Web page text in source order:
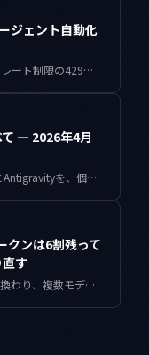
ジェント自動化
複数のエージェントを並列に走らせると、レート制限の429が連鎖して全滅する瞬間があります。指数バックオフとジッターをどう設計すれば、リトライ自身が新たな混雑を生まないかを、個人開発の自動運用からまとめます。
— 2026年4月
2026年4月2日にリリースされたCursor 3とAntigravityを、個人開発の現場で実際に使い比べました。Agents Window、並列エージェント、コスト、MCP対応の差異をフラットにレポートします。
クンは6割残って
す
単数の設定が models コレクションに置き換わり、複数モデルのルーティングを自分で決める必要が出ました。タスク種別で振り分けていた基準を、手元のリポジトリ67タスクの実測分布で測り直した記録です。